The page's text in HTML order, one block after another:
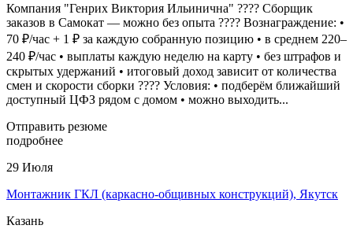
Компания "Генрих Виктория Ильинична" ???? Сборщик
заказов в Самокат — можно без опыта ???? Вознаграждение: •
70 ₽/час + 1 ₽ за каждую собранную позицию • в среднем 220–
240 ₽/час • выплаты каждую неделю на карту • без штрафов и
скрытых удержаний • итоговый доход зависит от количества
смен и скорости сборки ???? Условия: • подберём ближайший
доступный ЦФЗ рядом с домом • можно выходить...
Отправить резюме
подробнее
29 Июля
Монтажник ГКЛ (каркасно-общивных конструкций), Якутск
Казань